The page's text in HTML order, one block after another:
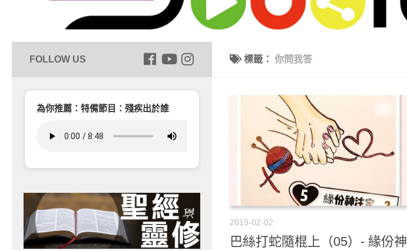
標籤： 你問我答
2019-02-02
巴絲打蛇隨棍上（05）- 緣份神
為你推薦：特備節目：殘疾出於誰